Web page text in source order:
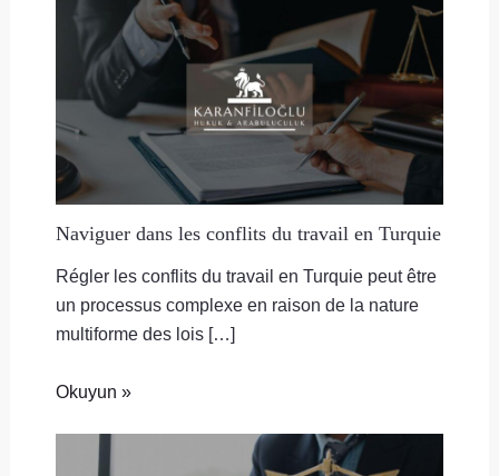
Naviguer dans les conflits du travail en Turquie
Régler les conflits du travail en Turquie peut être
un processus complexe en raison de la nature
multiforme des lois […]
Okuyun »